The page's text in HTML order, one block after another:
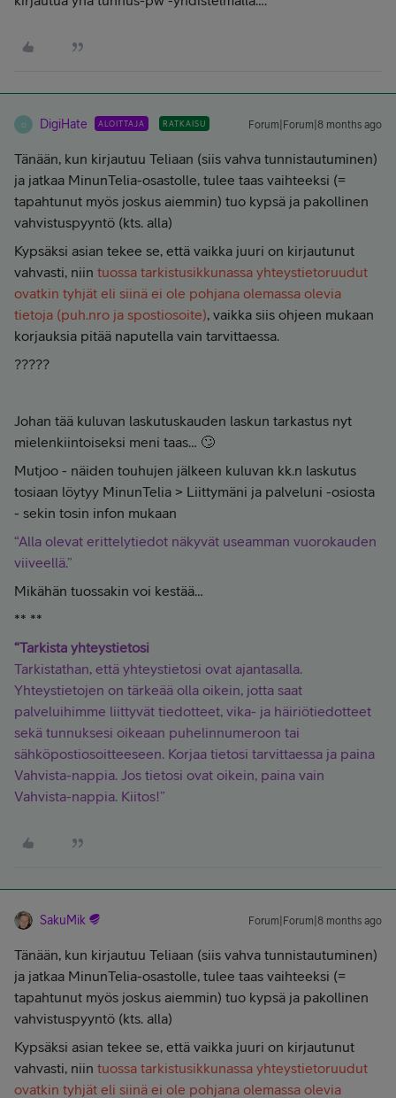
D DigiHate ALOITTAJA RATKAISU Forum|Forum|8 months ago
Tänään, kun kirjautuu Teliaan (siis vahva tunnistautuminen)
ja jatkaa MinunTelia-osastolle, tulee taas vaihteeksi (=
tapahtunut myös joskus aiemmin) tuo kypsä ja pakollinen
vahvistuspyyntö (kts. alla)
Kypsäksi asian tekee se, että vaikka juuri on kirjautunut
vahvasti, niin tuossa tarkistusikkunassa yhteystietoruudut
ovatkin tyhjät eli siinä ei ole pohjana olemassa olevia
tietoja (puh.nro ja spostiosoite), vaikka siis ohjeen mukaan
korjauksia pitää naputella vain tarvittaessa.
?????
Johan tää kuluvan laskutuskauden laskun tarkastus nyt
mielenkiintoiseksi meni taas… 🙄
Mutjoo - näiden touhujen jälkeen kuluvan kk.n laskutus
tosiaan löytyy MinunTelia > Liittymäni ja palveluni -osiosta
- sekin tosin infon mukaan
“Alla olevat erittelytiedot näkyvät useamman vuorokauden
viiveellä.”
Mikähän tuossakin voi kestää…
** **
“Tarkista yhteystietosi
Tarkistathan, että yhteystietosi ovat ajantasalla.
Yhteystietojen on tärkeää olla oikein, jotta saat
palveluihimme liittyvät tiedotteet, vika- ja häiriötiedotteet
sekä tunnuksesi oikeaan puhelinnumeroon tai
sähköpostiosoitteeseen. Korjaa tietosi tarvittaessa ja paina
Vahvista-nappia. Jos tietosi ovat oikein, paina vain
Vahvista-nappia. Kiitos!”
SakuMik Forum|Forum|8 months ago
Tänään, kun kirjautuu Teliaan (siis vahva tunnistautuminen)
ja jatkaa MinunTelia-osastolle, tulee taas vaihteeksi (=
tapahtunut myös joskus aiemmin) tuo kypsä ja pakollinen
vahvistuspyyntö (kts. alla)
Kypsäksi asian tekee se, että vaikka juuri on kirjautunut
vahvasti, niin tuossa tarkistusikkunassa yhteystietoruudut
ovatkin tyhjät eli siinä ei ole pohjana olemassa olevia